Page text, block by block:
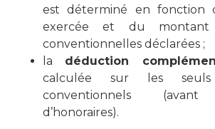
est déterminé en fonction
exercée et du montant
conventionnelles déclarées ;
la déduction
calculée sur les seuls
conventionnels (avant
d’honoraires).